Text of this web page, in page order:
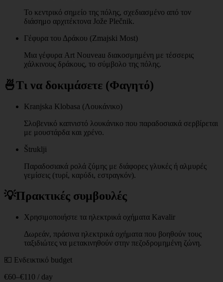
Το κεντρικό σημείο της πόλης, σχεδιασμένο από τον
διάσημο αρχιτέκτονα Jože Plečnik.
Γέφυρα του Δράκου (Zmajski Most)
Μια γέφυρα Art Nouveau διακοσμημένη με τέσσερις
χάλκινους δράκους, το σύμβολο της πόλης.
🍜Τι να δοκιμάσετε (Φαγητό)
Kranjska Klobasa (Λουκάνικο)
Σλοβενικό καπνιστό λουκάνικο που παραδοσιακά σερβίρεται
με μουστάρδα και χρένο.
Štruklji
Παραδοσιακά ρολά ζύμης με διάφορες γλυκές ή αλμυρές
γεμίσεις (τυρί, καρύδι, εστραγκόν).
💡Πρακτικές συμβουλές
Χρησιμοποιήστε τα ηλεκτρικά οχήματα Kavalir
Δωρεάν, πράσινα ηλεκτρικά οχήματα που βοηθούν τους
ταξιδιώτες να μετακινηθούν στην πεζοδρομημένη ζώνη.
💶 Ενδεικτικό budget
€60–€110 / day